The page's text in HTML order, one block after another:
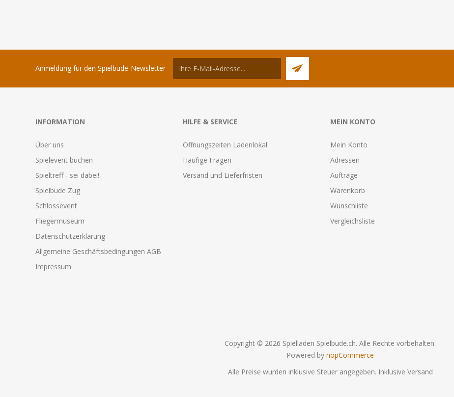
Anmeldung für den Spielbude-Newsletter
INFORMATION
Über uns
Spielevent buchen
Spieltreff - sei dabei!
Spielbude Zug
Schlossevent
Fliegermuseum
Datenschutzerklärung
Allgemeine Geschäftsbedingungen AGB
Impressum
HILFE & SERVICE
Öffnungszeiten Ladenlokal
Häufige Fragen
Versand und Lieferfristen
MEIN KONTO
Mein Konto
Adressen
Aufträge
Warenkorb
Wunschliste
Vergleichsliste
Copyright © 2026 Spielladen Spielbude.ch. Alle Rechte vorbehalten.
Powered by nopCommerce
Alle Preise wurden inklusive Steuer angegeben. Inklusive Versand